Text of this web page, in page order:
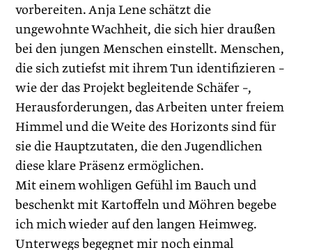
vorbereiten. Anja Lene schätzt die
ungewohnte Wachheit, die sich hier draußen
bei den jungen Menschen einstellt. Menschen,
die sich zutiefst mit ihrem Tun identifizieren –
wie der das Projekt begleitende Schäfer –,
Herausforderungen, das Arbeiten unter freiem
Himmel und die Weite des Horizonts sind für
sie die Hauptzutaten, die den Jugendlichen
diese klare Präsenz ermöglichen.
Mit einem wohligen Gefühl im Bauch und
beschenkt mit Kartoffeln und Möhren begebe
ich mich wieder auf den langen Heimweg.
Unterwegs begegnet mir noch einmal